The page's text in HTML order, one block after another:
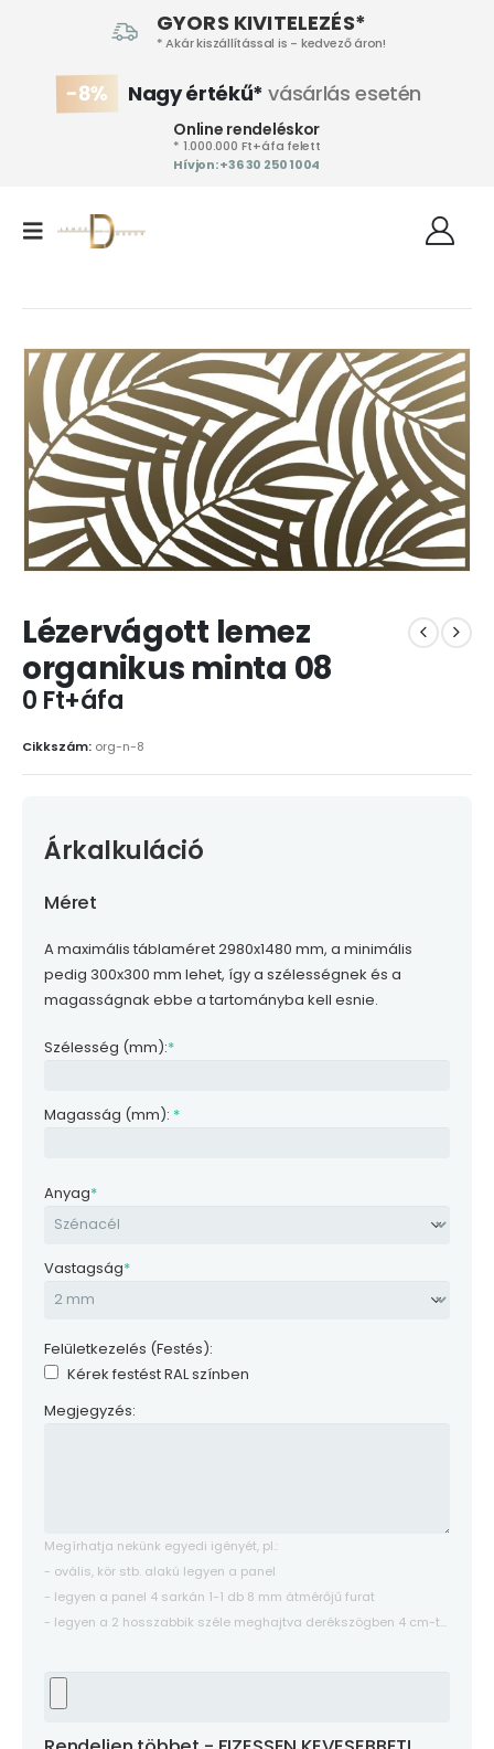
GYORS KIVITELEZÉS*
* Akár kiszállítással is - kedvező áron!
-8% Nagy értékű* vásárlás esetén
Online rendeléskor
* 1.000.000 Ft+áfa felett
Hívjon: +36 30 250 1004‬
Lézervágott lemez
organikus minta 08
0 Ft+áfa
Cikkszám: org-n-8
Árkalkuláció
Méret
A maximális táblaméret 2980x1480 mm, a minimális
pedig 300x300 mm lehet, így a szélességnek és a
magasságnak ebbe a tartományba kell esnie.
Szélesség (mm):*
Magasság (mm): *
Anyag*
Vastagság*
Felületkezelés (Festés):
Kérek festést RAL színben
Megjegyzés:
Megírhatja nekünk egyedi igényét, pl.:
- ovális, kör stb. alakú legyen a panel
- legyen a panel 4 sarkán 1-1 db 8 mm átmérőjű furat
- legyen a 2 hosszabbik széle meghajtva derékszögben 4 cm-t...